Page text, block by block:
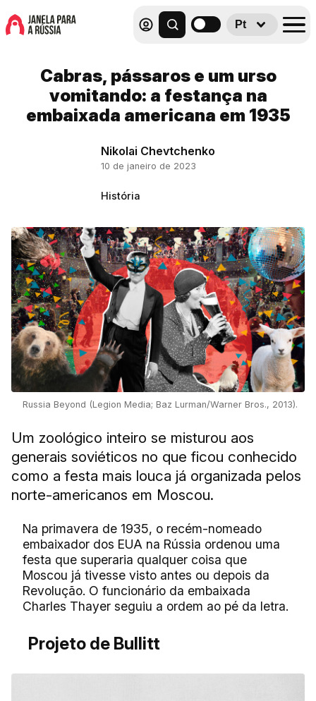
Pt
Cabras, pássaros e um urso
vomitando: a festança na
embaixada americana em 1935
Nikolai Chevtchenko
10 de janeiro de 2023
História
Russia Beyond (Legion Media; Baz Lurman/Warner Bros., 2013).
Um zoológico inteiro se misturou aos
generais soviéticos no que ficou conhecido
como a festa mais louca já organizada pelos
norte-americanos em Moscou.
Na primavera de 1935, o recém-nomeado
embaixador dos EUA na Rússia ordenou uma
festa que superaria qualquer coisa que
Moscou já tivesse visto antes ou depois da
Revolução. O funcionário da embaixada
Charles Thayer seguiu a ordem ao pé da letra.
Projeto de Bullitt